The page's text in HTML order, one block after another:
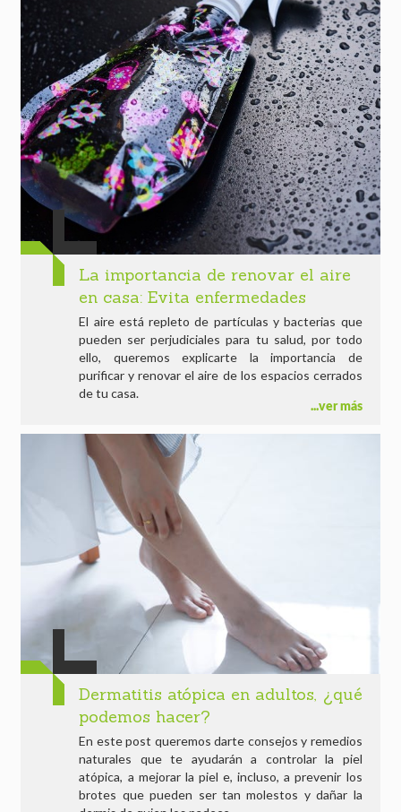
La importancia de renovar el aire
en casa: Evita enfermedades
El aire está repleto de partículas y bacterias que
pueden ser perjudiciales para tu salud, por todo
ello, queremos explicarte la importancia de
purificar y renovar el aire de los espacios cerrados
de tu casa.
ver más
Dermatitis atópica en adultos, ¿qué
podemos hacer?
En este post queremos darte consejos y remedios
naturales que te ayudarán a controlar la piel
atópica, a mejorar la piel e, incluso, a prevenir los
brotes que pueden ser tan molestos y dañar la